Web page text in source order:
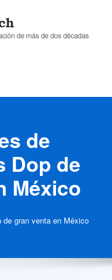
de
Dop de
México
gran venta en México